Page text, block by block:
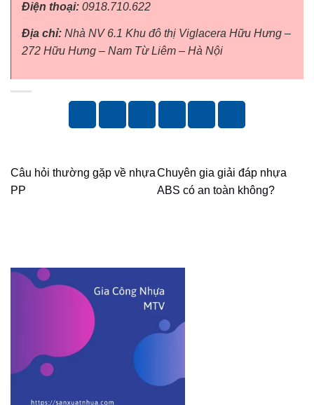
Điện thoại: 0918.710.622
Địa chỉ: Nhà NV 6.1 Khu đô thị Viglacera Hữu Hưng –
272 Hữu Hưng – Nam Từ Liêm – Hà Nội
Câu hỏi thường gặp về nhựa
PP
Chuyên gia giải đáp nhựa
ABS có an toàn không?